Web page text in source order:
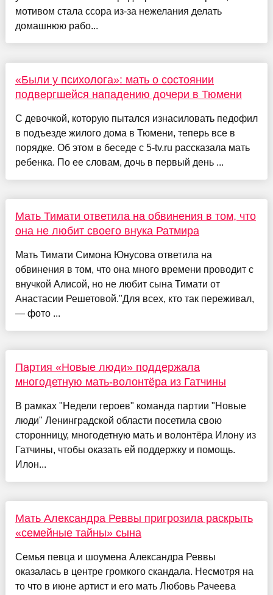
мотивом стала ссора из-за нежелания делать
домашнюю рабо...
«Были у психолога»: мать о состоянии
подвергшейся нападению дочери в Тюмени
С девочкой, которую пытался изнасиловать педофил
в подъезде жилого дома в Тюмени, теперь все в
порядке. Об этом в беседе с 5-tv.ru рассказала мать
ребенка. По ее словам, дочь в первый день ...
Мать Тимати ответила на обвинения в том, что
она не любит своего внука Ратмира
Мать Тимати Симона Юнусова ответила на
обвинения в том, что она много времени проводит с
внучкой Алисой, но не любит сына Тимати от
Анастасии Решетовой."Для всех, кто так переживал,
— фото ...
Партия «Новые люди» поддержала
многодетную мать-волонтёра из Гатчины
В рамках "Недели героев" команда партии "Новые
люди" Ленинградской области посетила свою
сторонницу, многодетную мать и волонтёра Илону из
Гатчины, чтобы оказать ей поддержку и помощь.
Илон...
Мать Александра Реввы пригрозила раскрыть
«семейные тайны» сына
Семья певца и шоумена Александра Реввы
оказалась в центре громкого скандала. Несмотря на
то что в июне артист и его мать Любовь Рачеева